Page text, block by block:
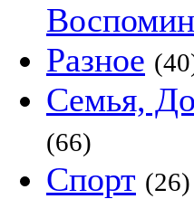
Разное
Семья,
(66)
Спорт (26)